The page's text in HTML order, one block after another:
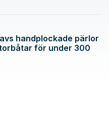
handplockade pärlor
för under 300